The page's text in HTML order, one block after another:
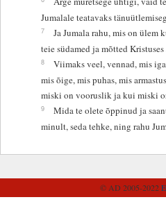
Jumalale teatavaks
7
Ja Jumala rahu, mis on ülem
teie südamed ja mõtted Kristuses
8
Viimaks veel, vennad, mis
mis õige, mis puhas, mis
miski on vooruslik ja kui miski
9
Mida te olete õppinud ja
minult, seda tehke, ning rahu
© AD 2005-2022